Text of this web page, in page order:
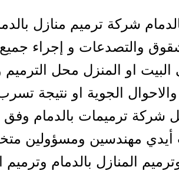
شركة ترميم منازل
والتصدعات و إجراء جميع
البيت او المنزل محل الترميم
والاحوال الجوية او نتيجة
شركة ترميمات بالدمام
مهندسين ومسؤولين
المنازل بالدمام